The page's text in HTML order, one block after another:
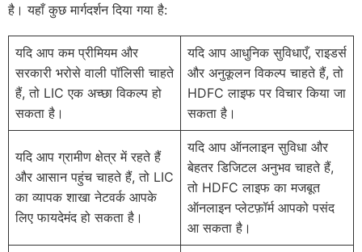
है। यहाँ कुछ मार्गदर्शन दिया गया है:
यदि आप कम प्रीमियम और
सरकारी भरोसे वाली पॉलिसी चाहते
हैं, तो LIC एक अच्छा विकल्प हो
सकता है।
यदि आप आधुनिक सुविधाएँ, राइडर्स
और अनुकूलन विकल्प चाहते हैं, तो
HDFC लाइफ पर विचार किया जा
सकता है।
यदि आप ग्रामीण क्षेत्र में रहते हैं
और आसान पहुंच चाहते हैं, तो LIC
का व्यापक शाखा नेटवर्क आपके
लिए फायदेमंद हो सकता है।
यदि आप ऑनलाइन सुविधा और
बेहतर डिजिटल अनुभव चाहते हैं,
तो HDFC लाइफ का मजबूत
ऑनलाइन प्लेटफ़ॉर्म आपको पसंद
आ सकता है।